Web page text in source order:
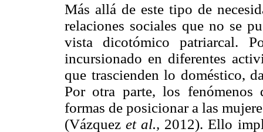
Más allá de este tipo de
relaciones sociales que no se
vista dicotómico patriarcal.
incursionado en diferentes
que trascienden lo doméstico,
Por otra parte, los fenómenos
formas de posicionar a las
(Vázquezet al., 2012). Ello